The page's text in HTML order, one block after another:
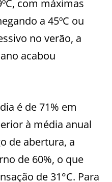
com máximas
a 45ºC ou
no verão, a
acabou
é de 71% em
à média anual
de abertura, a
de 60%, o que
de 31°C. Para